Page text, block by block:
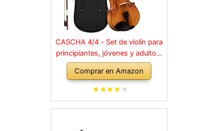
CASCHA 4/4 - Set de violín para
principiantes, jóvenes y adultos,
violín macizo con arco, colofonia,
cuerdas de repuesto, soporte
para hombro, maletín, abeto
Comprar en Amazon